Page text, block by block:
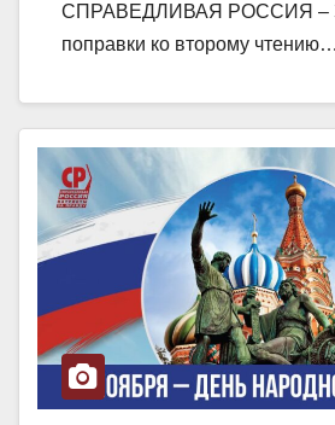
СПРАВЕДЛИВАЯ РОССИЯ –
поправки ко второму чтению…